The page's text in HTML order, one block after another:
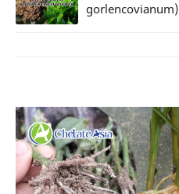
gorlencovianum)